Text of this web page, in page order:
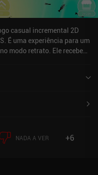
casual incremental 2D
É uma experiência para um
modo retrato. Ele recebeu
Play e de 3 de 5,0 na App
NADA A VER +6